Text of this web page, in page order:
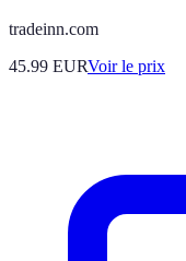
tradeinn.com
45.99 EURVoir le prix